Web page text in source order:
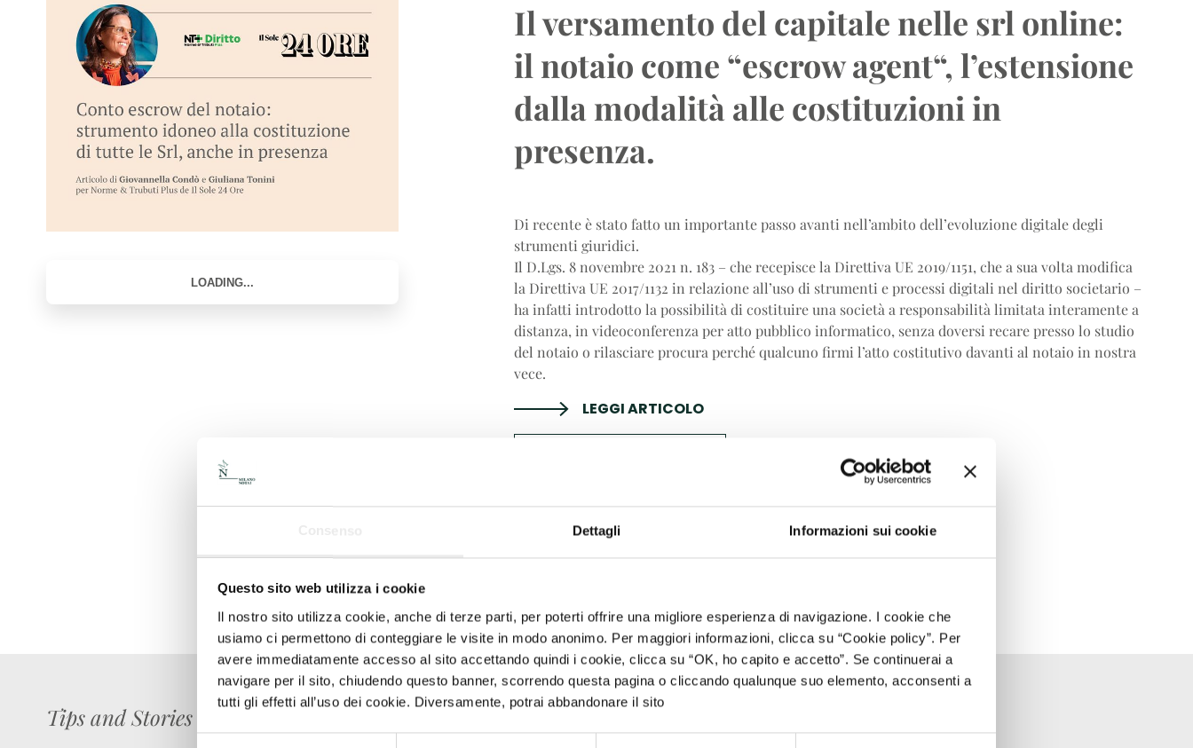
Dettagli Informazioni sui cookie
Questo sito web utilizza i cookie
Il nostro sito utilizza cookie, anche di terze parti, per poterti offrire una migliore esperienza di navigazione. I cookie che
usiamo ci permettono di conteggiare le visite in modo anonimo. Per maggiori informazioni, clicca su “Cookie policy”. Per
avere immediatamente accesso al sito accettando quindi i cookie, clicca su “OK, ho capito e accetto”. Se continuerai a
navigare per il sito, chiudendo questo banner, scorrendo questa pagina o cliccando qualunque suo elemento, acconsenti a
tutti gli effetti all’uso dei cookie. Diversamente, potrai abbandonare il sito
Il versamento del capitale nelle srl online:
il notaio come “escrow agent“, l’estensione
dalla modalità alle costituzioni in
presenza.
Di recente è stato fatto un importante passo avanti nell’ambito dell’evoluzione digitale degli
strumenti giuridici.
Il D.Lgs. 8 novembre 2021 n. 183 – che recepisce la Direttiva UE 2019/1151, che a sua volta modifica
la Direttiva UE 2017/1132 in relazione all’uso di strumenti e processi digitali nel diritto societario –
ha infatti introdotto la possibilità di costituire una società a responsabilità limitata interamente a
distanza, in videoconferenza per atto pubblico informatico, senza doversi recare presso lo studio
del notaio o rilasciare procura perché qualcuno firmi l’atto costitutivo davanti al notaio in nostra
vece.
LEGGI ARTICOLO
Tips and Stories